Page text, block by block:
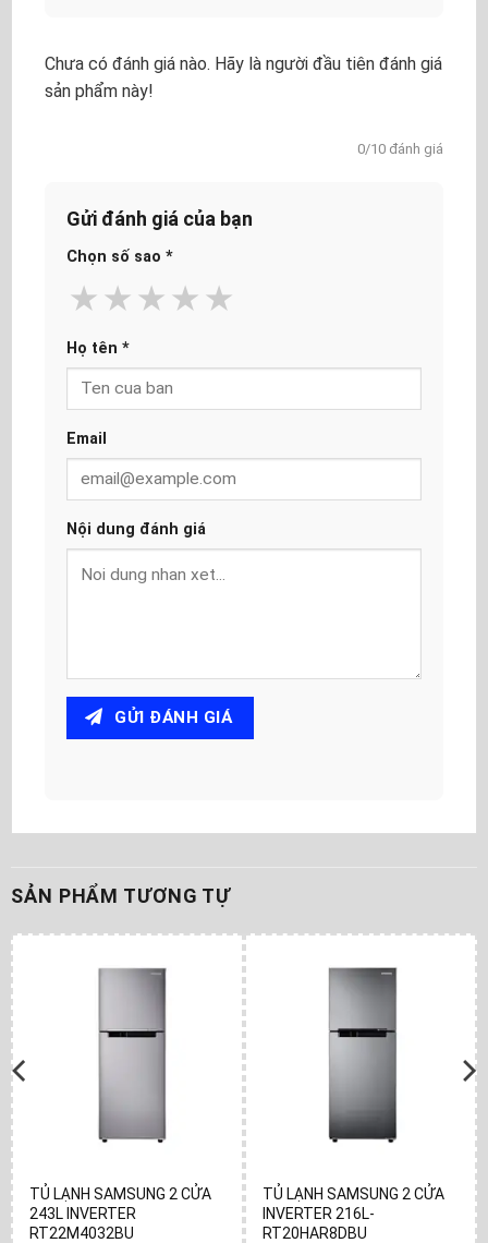
Chưa có đánh giá nào. Hãy là người đầu tiên đánh giá
sản phẩm này!
0/10 đánh giá
Gửi đánh giá của bạn
Chọn số sao *
★
★
★
★
★
Họ tên *
Email
Nội dung đánh giá
GỬI ĐÁNH GIÁ
SẢN PHẨM TƯƠNG TỰ
TỦ LẠNH SAMSUNG 2 CỬA
243L INVERTER
RT22M4032BU
TỦ LẠNH SAMSUNG 2 CỬA
INVERTER 216L-
RT20HAR8DBU